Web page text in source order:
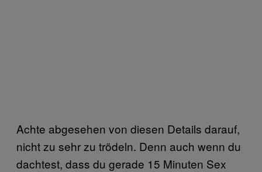
Achte abgesehen von diesen Details darauf,
nicht zu sehr zu trödeln. Denn auch wenn du
dachtest, dass du gerade 15 Minuten Sex